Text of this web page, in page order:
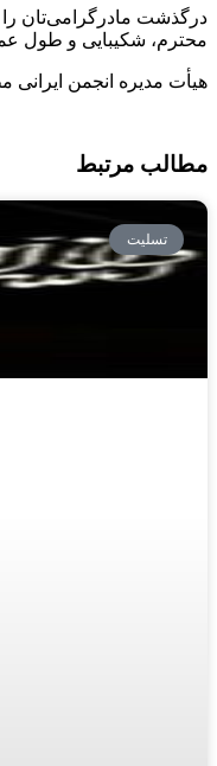
درگذشت مادرگرامی‌تان
محترم، شکیبایی و طول
هیأت مدیره انجمن ایرانی
مطالب مرتبط
تسلیت